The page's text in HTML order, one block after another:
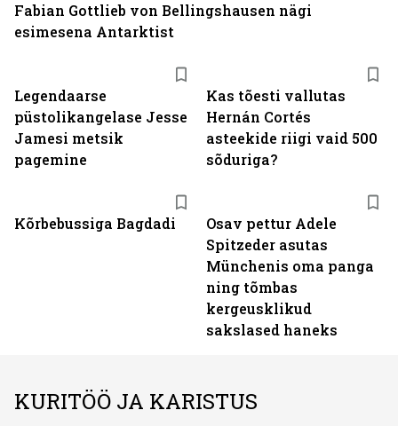
Legendaarse
püstolikangelase Jesse
Jamesi metsik
pagemine
Kas tõesti vallutas
Hernán Cortés
asteekide riigi vaid 500
sõduriga?
Kõrbebussiga Bagdadi
Osav pettur Adele
Spitzeder asutas
Münchenis oma panga
ning tõmbas
kergeusklikud
sakslased haneks
Fabian Gottlieb von Bellingshausen nägi
esimesena Antarktist
KURITÖÖ JA KARISTUS